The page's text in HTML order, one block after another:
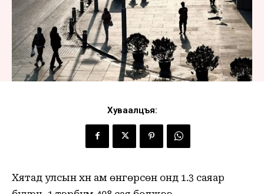
Хуваалцъя:
Хятад улсын хүн ам өнгөрсөн онд 1.3 саяар